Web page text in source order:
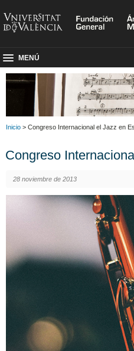
MENÚ
Inicio > Congreso Internacional el Jazz en
Congreso
28 noviembre de 2013